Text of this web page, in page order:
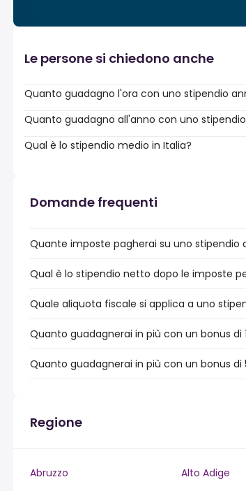
Le persone si chiedono anche
Quanto guadagno l'ora con uno stipendio
Quanto guadagno all'anno con uno stipendio
Qual è lo stipendio medio in Italia?
Domande frequenti
Quante imposte pagherai su uno stipendio
Qual è lo stipendio netto dopo le imposte
Quale aliquota fiscale si applica a uno
Quanto guadagnerai in più con un bonus di
Quanto guadagnerai in più con un bonus di
Regione
Abruzzo Alto Adige